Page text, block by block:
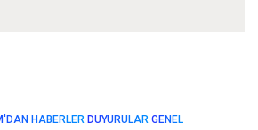
HABERLER DUYURULAR GENEL